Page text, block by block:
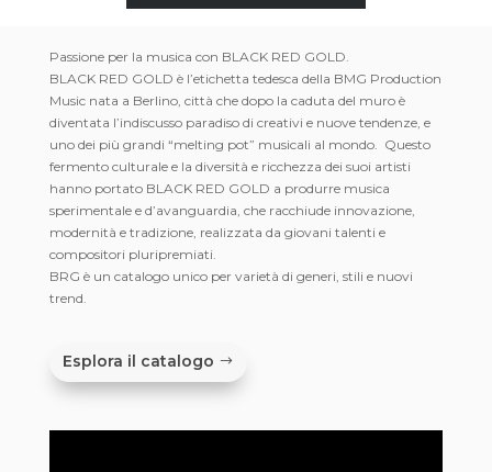
Passione per la musica con BLACK RED GOLD.
BLACK RED GOLD è l’etichetta tedesca della BMG Production
Music nata a Berlino, città che dopo la caduta del muro è
diventata l’indiscusso paradiso di creativi e nuove tendenze, e
uno dei più grandi “melting pot” musicali al mondo. Questo
fermento culturale e la diversità e ricchezza dei suoi artisti
hanno portato BLACK RED GOLD a produrre musica
sperimentale e d’avanguardia, che racchiude innovazione,
modernità e tradizione, realizzata da giovani talenti e
compositori pluripremiati.
BRG è un catalogo unico per varietà di generi, stili e nuovi
trend.
Esplora il catalogo